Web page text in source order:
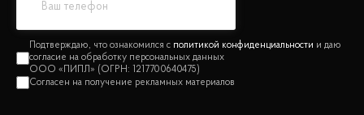
политикой конфиденциальности